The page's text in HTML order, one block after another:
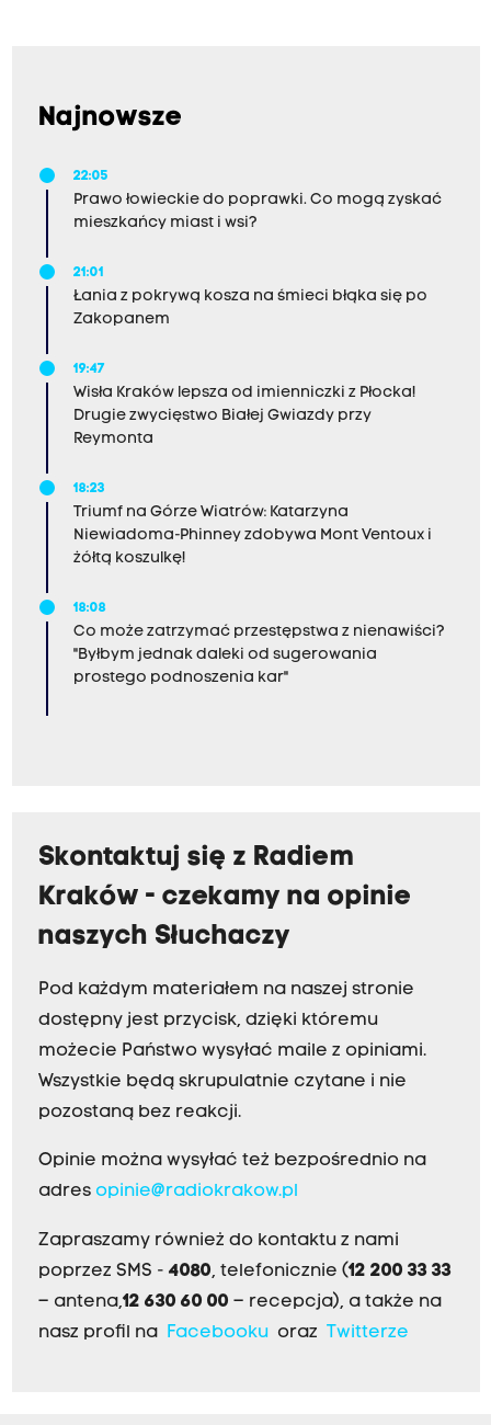
Najnowsze
22:05
Prawo łowieckie do poprawki. Co mogą zyskać
mieszkańcy miast i wsi?
21:01
Łania z pokrywą kosza na śmieci błąka się po
Zakopanem
19:47
Wisła Kraków lepsza od imienniczki z Płocka!
Drugie zwycięstwo Białej Gwiazdy przy
Reymonta
18:23
Triumf na Górze Wiatrów: Katarzyna
Niewiadoma-Phinney zdobywa Mont Ventoux i
żółtą koszulkę!
18:08
Co może zatrzymać przestępstwa z nienawiści?
"Byłbym jednak daleki od sugerowania
prostego podnoszenia kar"
Skontaktuj się z Radiem
Kraków - czekamy na opinie
naszych Słuchaczy
Pod każdym materiałem na naszej stronie
dostępny jest przycisk, dzięki któremu
możecie Państwo wysyłać maile z opiniami.
Wszystkie będą skrupulatnie czytane i nie
pozostaną bez reakcji.
Opinie można wysyłać też bezpośrednio na
adres opinie@radiokrakow.pl
Zapraszamy również do kontaktu z nami
poprzez SMS - 4080, telefonicznie (12 200 33 33
– antena,12 630 60 00 – recepcja), a także na
nasz profil na
Facebookuoraz Twitterze